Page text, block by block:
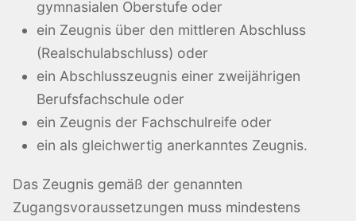
gymnasialen Oberstufe oder
ein Zeugnis über den mittleren Abschluss
(Realschulabschluss) oder
ein Abschlusszeugnis einer zweijährigen
Berufsfachschule oder
ein Zeugnis der Fachschulreife oder
ein als gleichwertig anerkanntes Zeugnis.
Das Zeugnis gemäß der genannten
Zugangsvoraussetzungen muss mindestens